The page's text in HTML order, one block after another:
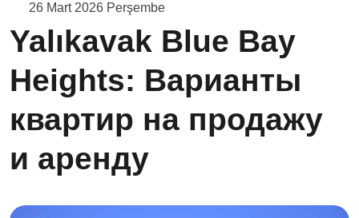
26 Mart 2026 Perşembe
Yalıkavak Blue Bay
Heights: Варианты
квартир на продажу
и аренду